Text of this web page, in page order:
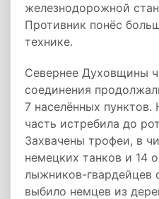
железнодорожной
Противник понёс
технике.
Севернее Духовщины
соединения
7 населённых
часть истребила до
Захвачены трофеи, в
немецких танков и 14
лыжников-гвардейцев
выбило немцев из